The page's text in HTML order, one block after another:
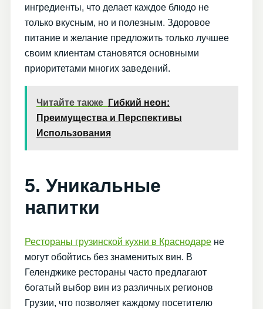
ингредиенты, что делает каждое блюдо не
только вкусным, но и полезным. Здоровое
питание и желание предложить только лучшее
своим клиентам становятся основными
приоритетами многих заведений.
Читайте также
Гибкий неон:
Преимущества и Перспективы
Использования
5. Уникальные
напитки
Рестораны грузинской кухни в Краснодаре не
могут обойтись без знаменитых вин. В
Геленджике рестораны часто предлагают
богатый выбор вин из различных регионов
Грузии, что позволяет каждому посетителю